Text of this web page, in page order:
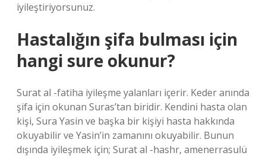
iyileştiriyorsunuz.
Hastalığın şifa bulması için
hangi sure okunur?
Surat al -fatiha iyileşme yalanları içerir. Keder anında
şifa için okunan Suras’tan biridir. Kendini hasta olan
kişi, Sura Yasin ve başka bir kişiyi hasta hakkında
okuyabilir ve Yasin’in zamanını okuyabilir. Bunun
dışında iyileşmek için; Surat al -hashr, amenerrasulü